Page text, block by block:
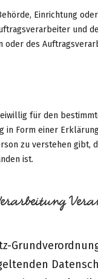
Einrichtung
und
des
für den
Form einer
zu verstehen gibt,
ist.